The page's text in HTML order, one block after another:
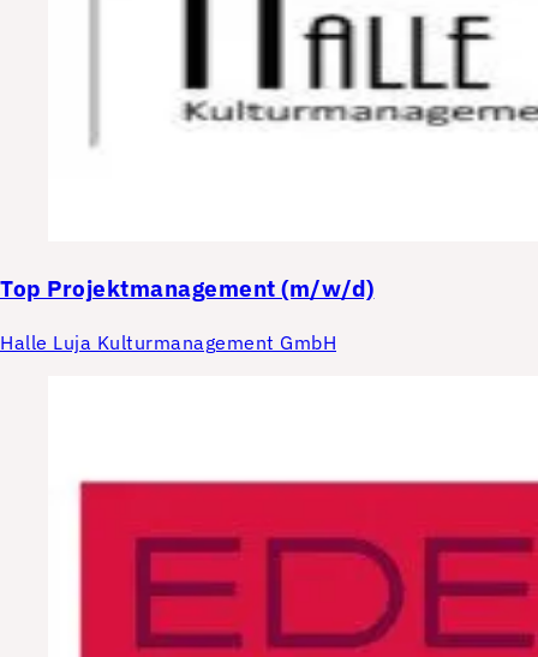
Top Projektmanagement (m/w/d)
Halle Luja Kulturmanagement GmbH